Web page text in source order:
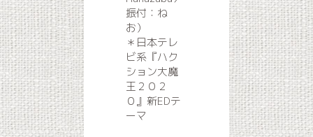
振付：ね
お）
＊日本テレ
ビ系『ハク
ション大魔
王２０２
０』新EDテ
ーマ